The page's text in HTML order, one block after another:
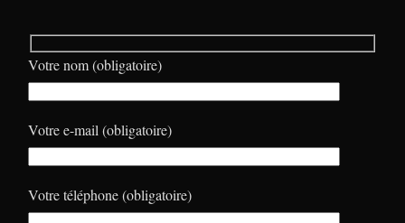
Votre nom (obligatoire)
Votre e-mail (obligatoire)
Votre téléphone (obligatoire)